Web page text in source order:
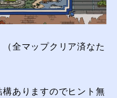
全マップクリア済なた
ありますのでヒント無